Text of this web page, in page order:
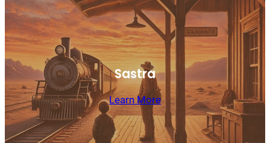
Sastra
Learn More